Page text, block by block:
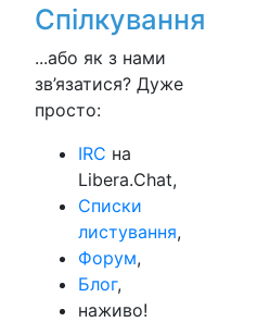
Спілкування
...або як з нами
зв’язатися? Дуже
просто:
IRC на
Libera.Chat,
Списки
листування,
Форум,
Блог,
наживо!